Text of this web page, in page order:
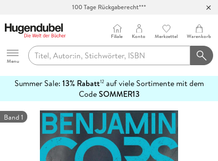
Hugendubel
Menu
Filiale Konto Merkzettel Warenkorb
Summer Sale: 13% Rabatt12auf viele Sortimente mit dem
CodeSOMMER13
erfahren
Band 1